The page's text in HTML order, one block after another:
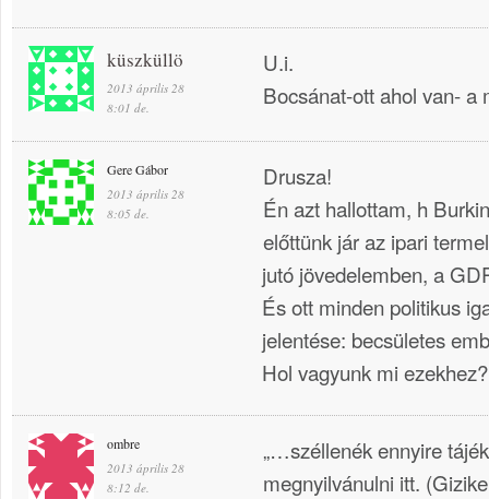
küszküllö
2013 április 28
8:01 de.
U.i.
Bocsánat-ott ahol van- a
Gere Gábor
2013 április 28
8:05 de.
Drusza!
Én azt hallottam, h
előttünk jár az ipari
jutó jövedelemben, a
És ott minden politikus
jelentése: becsületes
Hol vagyunk mi
ombre
2013 április 28
8:12 de.
„…széllenék ennyire
megnyilvánulni itt.